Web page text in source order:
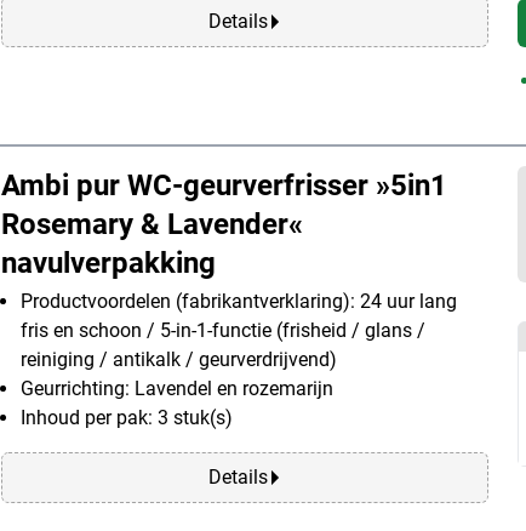
Details
Ambi pur WC-geurverfrisser »5in1
Rosemary & Lavender«
navulverpakking
Productvoordelen (fabrikantverklaring): 24 uur lang
fris en schoon / 5-in-1-functie (frisheid / glans /
reiniging / antikalk / geurverdrijvend)
Geurrichting: Lavendel en rozemarijn
Inhoud per pak: 3 stuk(s)
Details